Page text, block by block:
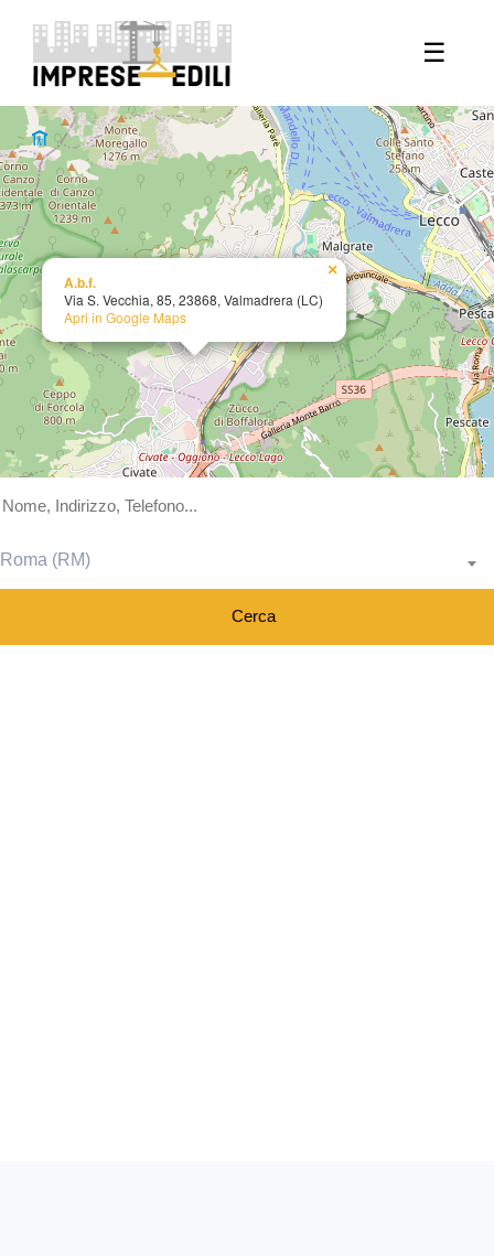
☰
A.b.f.
Via S. Vecchia, 85, 23868, Valmadrera (LC)
Apri in Google Maps
×
+
−
Roma (RM)
Cerca